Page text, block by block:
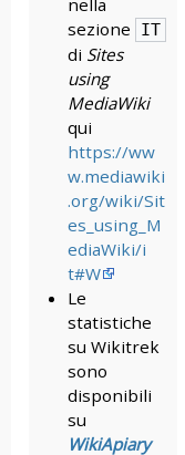
nella
sezione
IT
di Sites
using
MediaWiki
qui
https://ww
w.mediawiki
.org/wiki/Sit
es_using_M
ediaWiki/i
t#W
Le
statistiche
su Wikitrek
sono
disponibili
su
WikiApiary